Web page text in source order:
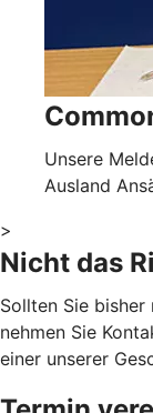
Unsere
Ausland
>
Nicht das
Sollten Sie bisher
nehmen Sie
einer unserer